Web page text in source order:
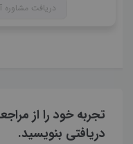
دریافت مشاوره
تجربه خود را از
دریافتی بنویسید.